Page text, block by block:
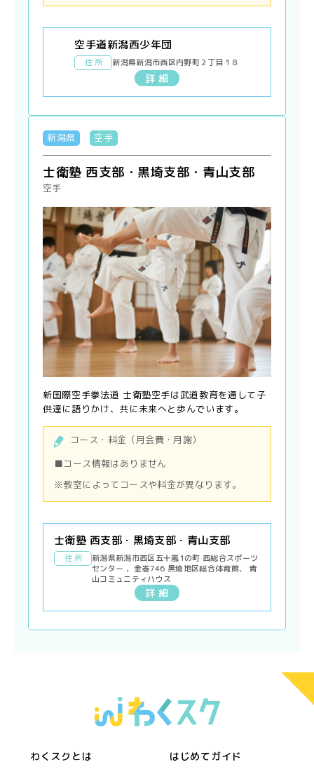
空手道新潟西少年団
住 所 新潟県新潟市西区内野町２丁目１８
詳 細
新潟県 空手
士衛塾 西支部・黒埼支部・青山支部
空手
新国際空手拳法道 士衛塾空手は武道教育を通して子
供達に語りかけ、共に未来へと歩んでいます。
コース・料金（月会費・月謝）
■コース情報はありません
※教室によってコースや料金が異なります。
士衛塾 西支部・黒埼支部・青山支部
住 所
新潟県新潟市西区五十嵐1の町 西総合スポーツ
センター 、金巻746 黒埼地区総合体育館、 青
山コミュニティハウス
詳 細
わくスクとは はじめてガイド